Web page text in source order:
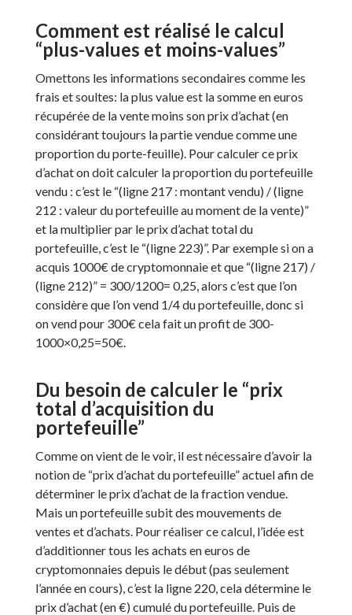
Comment est réalisé le calcul
“plus-values et moins-values”
Omettons les informations secondaires comme les
frais et soultes: la plus value est la somme en euros
récupérée de la vente moins son prix d’achat (en
considérant toujours la partie vendue comme une
proportion du porte-feuille). Pour calculer ce prix
d’achat on doit calculer la proportion du portefeuille
vendu : c’est le “(ligne 217 : montant vendu) / (ligne
212 : valeur du portefeuille au moment de la vente)”
et la multiplier par le prix d’achat total du
portefeuille, c’est le “(ligne 223)”. Par exemple si on a
acquis 1000€ de cryptomonnaie et que “(ligne 217) /
(ligne 212)” = 300/1200= 0,25, alors c’est que l’on
considère que l’on vend 1/4 du portefeuille, donc si
on vend pour 300€ cela fait un profit de 300-
1000×0,25=50€.
Du besoin de calculer le “prix
total d’acquisition du
portefeuille”
Comme on vient de le voir, il est nécessaire d’avoir la
notion de “prix d’achat du portefeuille” actuel afin de
déterminer le prix d’achat de la fraction vendue.
Mais un portefeuille subit des mouvements de
ventes et d’achats. Pour réaliser ce calcul, l’idée est
d’additionner tous les achats en euros de
cryptomonnaies depuis le début (pas seulement
l’année en cours), c’est la ligne 220, cela détermine le
prix d’achat (en €) cumulé du portefeuille. Puis de